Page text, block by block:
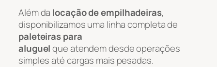
Além da locação de empilhadeiras,
disponibilizamos uma linha completa de
paleteiras para
aluguelque atendem desde operações
simples até cargas mais pesadas.